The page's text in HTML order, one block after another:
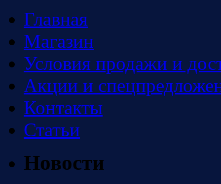
Главная
Магазин
Условия продажи и
Акции и
Контакты
Статьи
Новости